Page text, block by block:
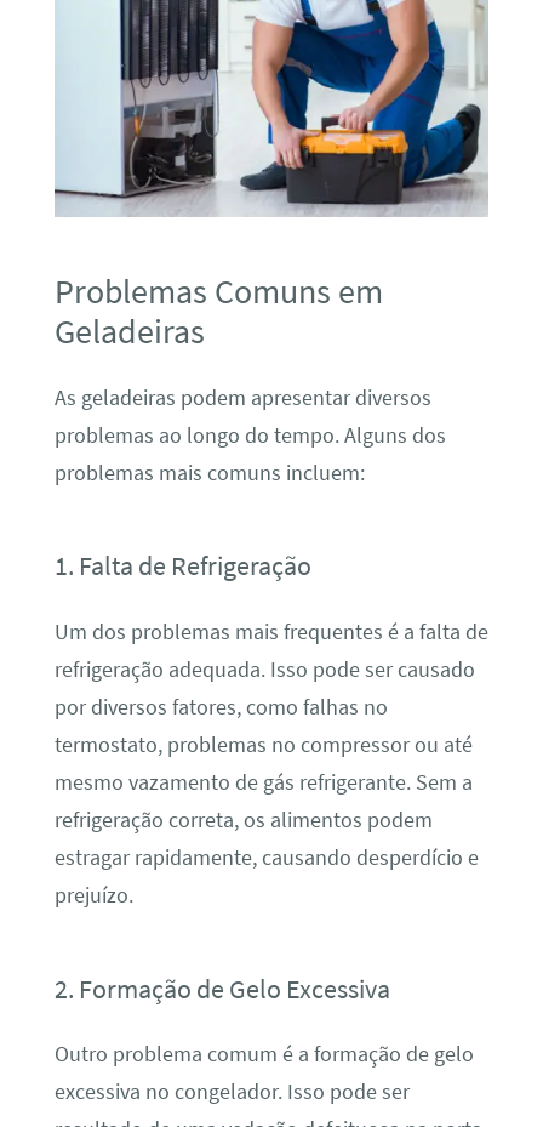
Problemas Comuns em
Geladeiras
As geladeiras podem apresentar diversos
problemas ao longo do tempo. Alguns dos
problemas mais comuns incluem:
1. Falta de Refrigeração
Um dos problemas mais frequentes é a falta de
refrigeração adequada. Isso pode ser causado
por diversos fatores, como falhas no
termostato, problemas no compressor ou até
mesmo vazamento de gás refrigerante. Sem a
refrigeração correta, os alimentos podem
estragar rapidamente, causando desperdício e
prejuízo.
2. Formação de Gelo Excessiva
Outro problema comum é a formação de gelo
excessiva no congelador. Isso pode ser